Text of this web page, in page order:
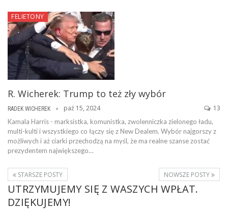
FELIETONY
R. Wicherek: Trump to też zły wybór
RADEK WICHEREK paź 15, 2024 13
Kamala Harris - marksistka, komunistka, zwolenniczka zielonego ładu,
multi-kulti i wszystkiego co łączy się z New Dealem. Wybór najgorszy z
możliwych i aż ciarki przechodzą na myśl, że ma realne szanse zostać
prezydentem największego…
STARSZE POSTY NOWSZE POSTY
UTRZYMUJEMY SIĘ Z WASZYCH WPŁAT.
DZIĘKUJEMY!